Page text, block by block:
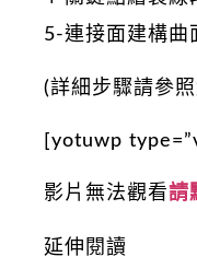
5-連接面建構曲
(詳細步驟請參
[yotuwp
影片無法觀看請
延伸閱讀